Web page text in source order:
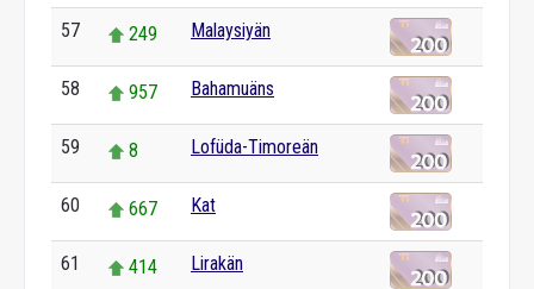
57 249 Malaysiyän
58 957 Bahamuäns
59 8 Lofüda-Timoreän
60 667 Kat
61 414 Lirakän